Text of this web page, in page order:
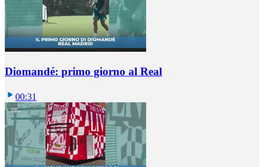
Diomandé: primo giorno al Real
00:31